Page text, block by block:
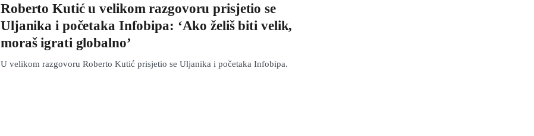
Roberto Kutić u velikom razgovoru prisjetio se
Uljanika i početaka Infobipa: ‘Ako želiš biti velik,
moraš igrati globalno’
U velikom razgovoru Roberto Kutić prisjetio se Uljanika i početaka Infobipa.